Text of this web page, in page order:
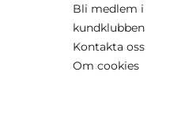
Bli medlem i
kundklubben
Kontakta oss
Om cookies